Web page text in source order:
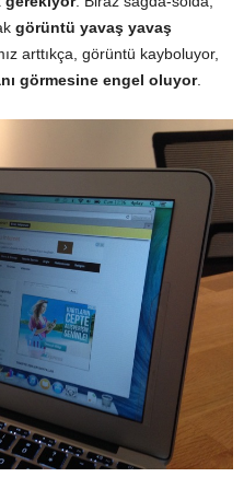
görüntü yavaş yavaş
arttıkça, görüntü kayboluyor,
görmesine engel oluyor.